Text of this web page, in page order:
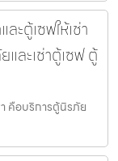
ตู้เซฟให้เช่า
ละเช่าตู้เซฟ ตู้
คือบริการตู้นิรภัย